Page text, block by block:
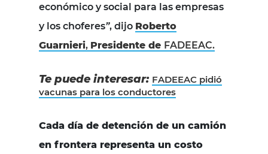
económico y social para las empresas
y los choferes”, dijo Roberto
Guarnieri, Presidente de FADEEAC.
Te puede interesar: FADEEAC pidió
vacunas para los conductores
Cada día de detención de un camión
en frontera representa un costo